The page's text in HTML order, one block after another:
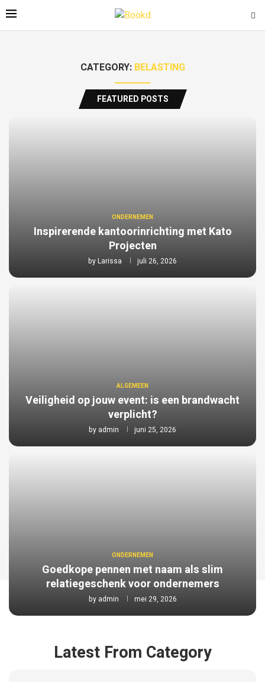
CATEGORY: BELASTING
FEATURED POSTS
ONDERNEMEN
Inspirerende kantoorinrichting met Kato
Projecten
byLarissa juli 26, 2026
ALGEMEEN
Veiligheid op jouw event: is een brandwacht
verplicht?
by admin juni 25, 2026
ONDERNEMEN
Goedkope pennen met naam als slim
relatiegeschenk voor ondernemers
by admin mei 29, 2026
Latest From Category